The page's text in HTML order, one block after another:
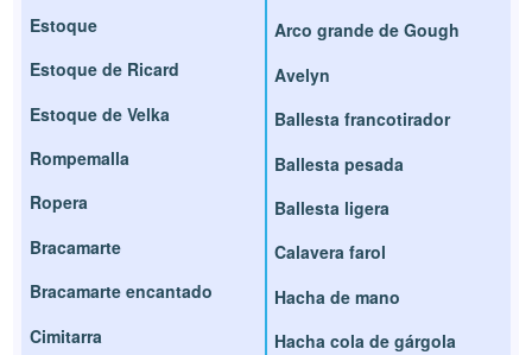
Estoque
Estoque de Ricard
Estoque de Velka
Rompemalla
Ropera
Bracamarte
Bracamarte encantado
Cimitarra
Arco grande de Gough
Avelyn
Ballesta francotirador
Ballesta pesada
Ballesta ligera
Calavera farol
Hacha de mano
Hacha cola de gárgola